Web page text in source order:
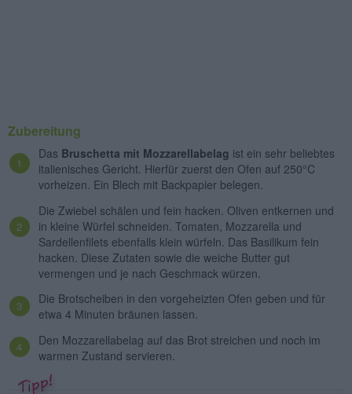
Zubereitung
Das Bruschetta mit Mozzarellabelag ist ein sehr beliebtes
italienisches Gericht. Hierfür zuerst den Ofen auf 250°C
vorheizen. Ein Blech mit Backpapier belegen.
Die Zwiebel schälen und fein hacken. Oliven entkernen und
in kleine Würfel schneiden. Tomaten, Mozzarella und
Sardellenfilets ebenfalls klein würfeln. Das Basilikum fein
hacken. Diese Zutaten sowie die weiche Butter gut
vermengen und je nach Geschmack würzen.
Die Brotscheiben in den vorgeheizten Ofen geben und für
etwa 4 Minuten bräunen lassen.
Den Mozzarellabelag auf das Brot streichen und noch im
warmen Zustand servieren.